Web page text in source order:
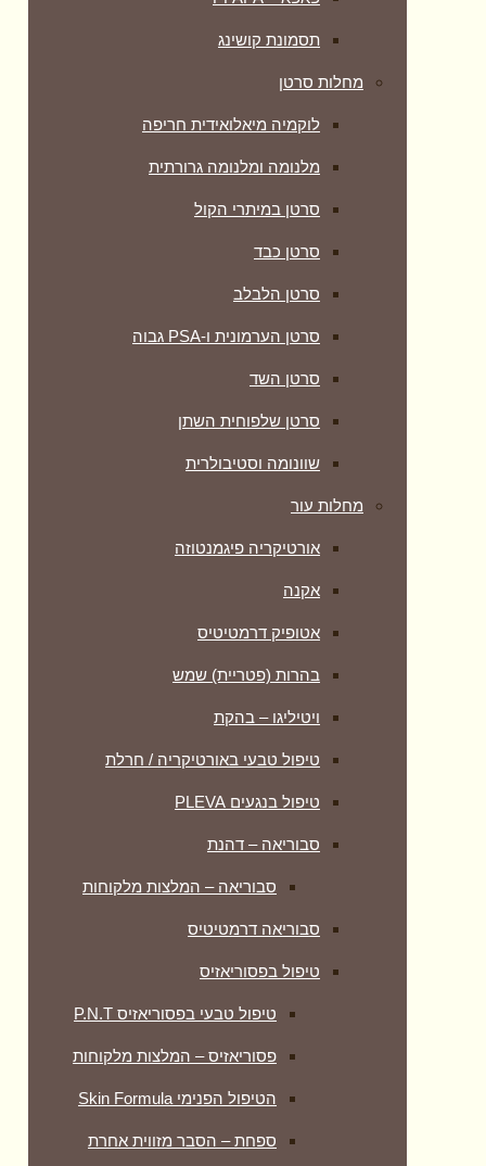
תסמונת קושינג
מחלות סרטן
לוקמיה מיאלואידית חריפה
מלנומה ומלנומה גרורתית
סרטן במיתרי הקול
סרטן כבד
סרטן הלבלב
סרטן הערמונית ו-PSA גבוה
סרטן השד
סרטן שלפוחית השתן
שוונומה וסטיבולרית
מחלות עור
אורטיקריה פיגמנטוזה
אקנה
אטופיק דרמטיטיס
בהרות (פטריית) שמש
ויטיליגו – בהקת
טיפול טבעי באורטיקריה / חרלת
טיפול בנגעים PLEVA
סבוריאה – דהנת
סבוריאה – המלצות מלקוחות
סבוריאה דרמטיטיס
טיפול בפסוריאזיס
טיפול טבעי בפסוריאזיס P.N.T
פסוריאזיס – המלצות מלקוחות
הטיפול הפנימי Skin Formula
ספחת – הסבר מזווית אחרת